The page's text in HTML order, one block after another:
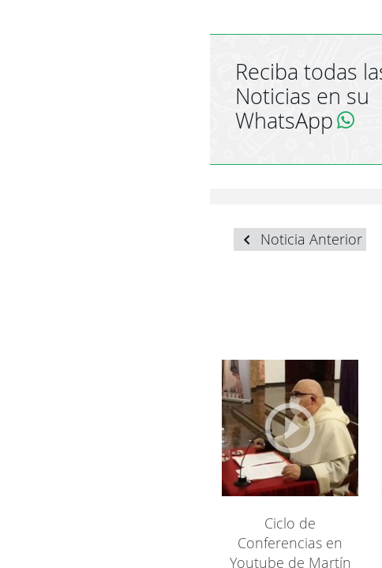
Reciba todas
Noticias en su
WhatsApp
Noticia Anterior
Ciclo de
Conferencias en
Youtube de Martín